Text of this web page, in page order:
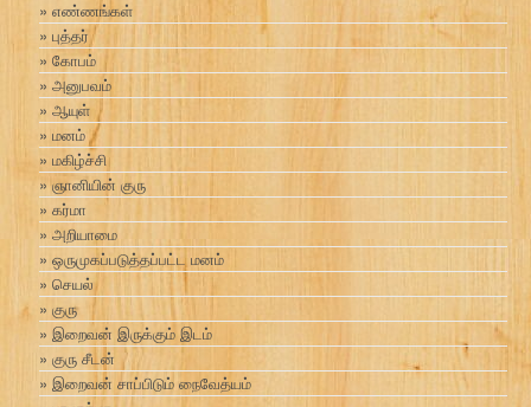
எண்ணங்கள்
புத்தர்
கோபம்
அனுபவம்
ஆயுள்
மனம்
மகிழ்ச்சி
ஞானியின் குரு
கர்மா
அறியாமை
ஒருமுகப்படுத்தப்பட்ட மனம்
செயல்
குரு
இறைவன் இருக்கும் இடம்
குரு சீடன்
இறைவன் சாப்பிடும் நைவேத்யம்